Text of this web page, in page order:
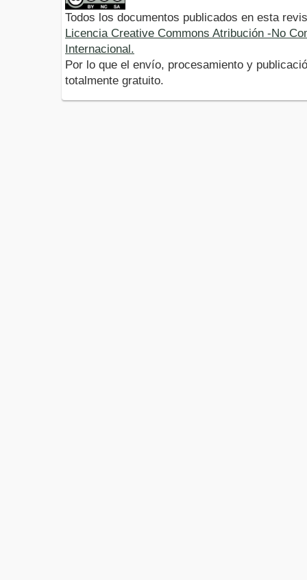
Todos los documentos publicados en esta
Licencia Creative Commons Atribución -No
Internacional.
Por lo que el envío, procesamiento y
totalmente gratuito.